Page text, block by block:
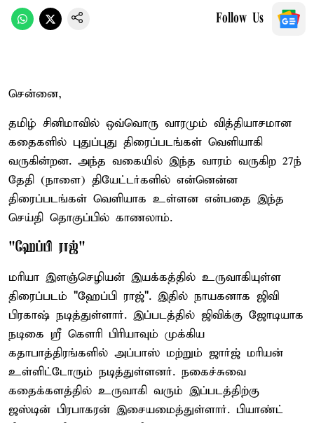
Follow Us
சென்னை,
தமிழ் சினிமாவில் ஒவ்வொரு வாரமும் வித்தியாசமான
கதைகளில் புதுப்புது திரைப்படங்கள் வெளியாகி
வருகின்றன. அந்த வகையில் இந்த வாரம் வருகிற 27ந்
தேதி (நாளை) தியேட்டர்களில் என்னென்ன
திரைப்படங்கள் வெளியாக உள்ளன என்பதை இந்த
செய்தி தொகுப்பில் காணலாம்.
"ஹேப்பி ராஜ்"
மரியா இளஞ்செழியன் இயக்கத்தில் உருவாகியுள்ள
திரைப்படம் "ஹேப்பி ராஜ்". இதில் நாயகனாக ஜிவி
பிரகாஷ் நடித்துள்ளார். இப்படத்தில் ஜிவிக்கு ஜோடியாக
நடிகை ஸ்ரீ கௌரி பிரியாவும் முக்கிய
கதாபாத்திரங்களில் அப்பாஸ் மற்றும் ஜார்ஜ் மரியன்
உள்ளிட்டோரும் நடித்துள்ளனர். நகைச்சுவை
கதைக்களத்தில் உருவாகி வரும் இப்படத்திற்கு
ஜஸ்டின் பிரபாகரன் இசையமைத்துள்ளார். பியாண்ட்